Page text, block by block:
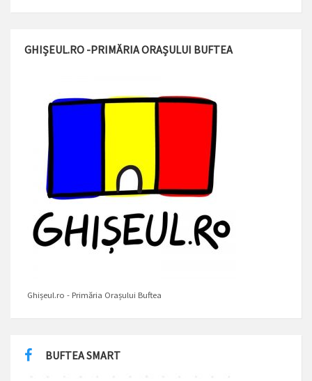
GHIȘEUL.RO -PRIMĂRIA ORAȘULUI BUFTEA
Ghișeul.ro - Primăria Orașului Buftea
BUFTEA SMART